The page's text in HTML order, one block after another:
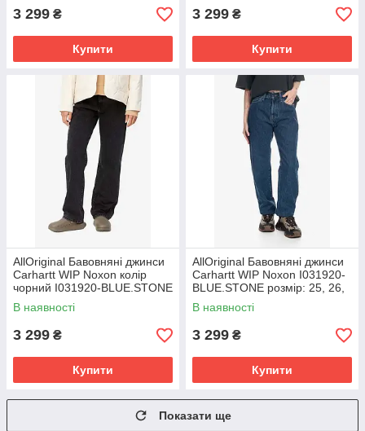
3 299 ₴
Купити
3 299 ₴
Купити
AllOriginal Бавовняні джинси
Carhartt WIP Noxon колір
чорний I031920-BLUE.STONE
розмір: 26
В наявності
3 299 ₴
Купити
AllOriginal Бавовняні джинси
Carhartt WIP Noxon I031920-
BLUE.STONE розмір: 25, 26,
27
В наявності
3 299 ₴
Купити
Показати ще